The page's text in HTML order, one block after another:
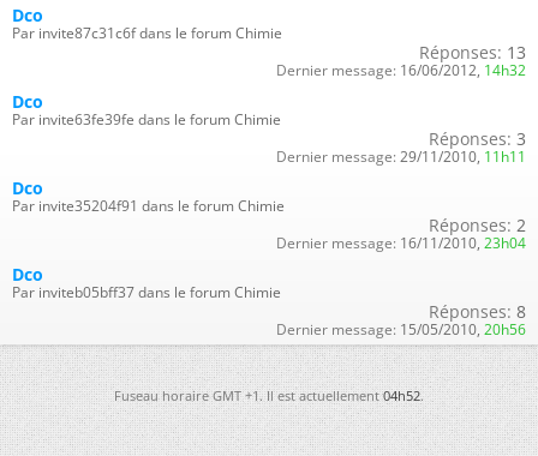
Dco
Par invite87c31c6f dans le forum Chimie
Réponses: 13
Dernier message: 16/06/2012, 14h32
Dco
Par invite63fe39fe dans le forum Chimie
Réponses: 3
Dernier message: 29/11/2010, 11h11
Dco
Par invite35204f91 dans le forum Chimie
Réponses: 2
Dernier message: 16/11/2010, 23h04
Dco
Par inviteb05bff37 dans le forum Chimie
Réponses: 8
Dernier message: 15/05/2010, 20h56
Fuseau horaire GMT +1. Il est actuellement04h52.